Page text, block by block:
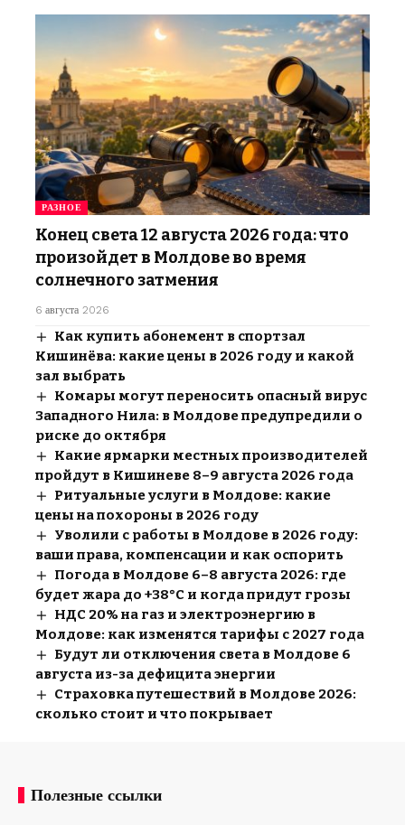
РАЗНОЕ
Конец света 12 августа 2026 года: что
произойдет в Молдове во время
солнечного затмения
6 августа 2026
Как купить абонемент в спортзал
Кишинёва: какие цены в 2026 году и какой
зал выбрать
Комары могут переносить опасный вирус
Западного Нила: в Молдове предупредили о
риске до октября
Какие ярмарки местных производителей
пройдут в Кишиневе 8–9 августа 2026 года
Ритуальные услуги в Молдове: какие
цены на похороны в 2026 году
Уволили с работы в Молдове в 2026 году:
ваши права, компенсации и как оспорить
Погода в Молдове 6–8 августа 2026: где
будет жара до +38°C и когда придут грозы
НДС 20% на газ и электроэнергию в
Молдове: как изменятся тарифы с 2027 года
Будут ли отключения света в Молдове 6
августа из-за дефицита энергии
Страховка путешествий в Молдове 2026:
сколько стоит и что покрывает
Полезные ссылки